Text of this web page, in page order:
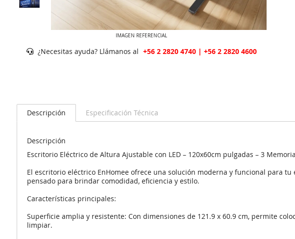
IMAGEN REFERENCIAL
¿Necesitas ayuda? Llámanos al +56 2 2820 4740 | +56 2 2820 4600
Descripción Especificación Técnica
Descripción
Escritorio Eléctrico de Altura Ajustable con LED – 120x60cm pulgadas – 3
El escritorio eléctrico EnHomee ofrece una solución moderna y funcional para
pensado para brindar comodidad, eficiencia y estilo.
Características principales:
Superficie amplia y resistente: Con dimensiones de 121.9 x 60.9 cm, permite
limpiar.